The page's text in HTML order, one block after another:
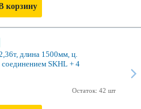
корзину
длина 1500мм, ц.
SKHL + 4
Остаток: 42 шт